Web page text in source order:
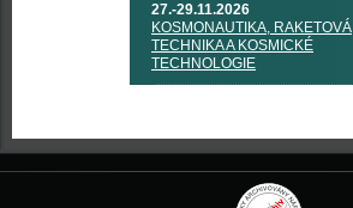
27.-29.11.2026
KOSMONAUTIKA, RAKETOVÁ
TECHNIKA A KOSMICKÉ
TECHNOLOGIE